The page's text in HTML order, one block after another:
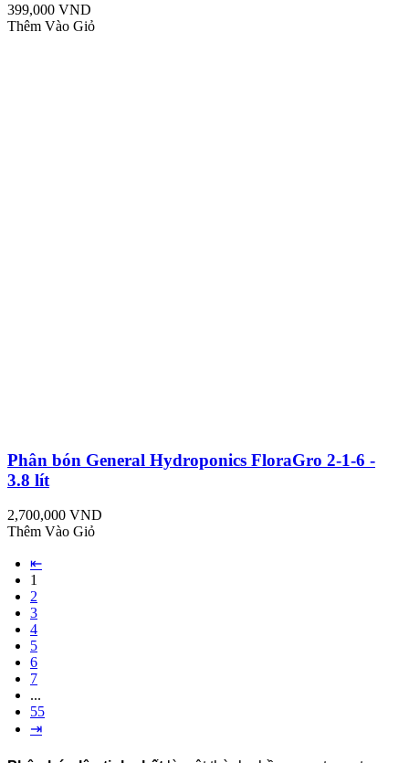
399,000 VND
Thêm Vào Giỏ
Phân bón General Hydroponics FloraGro 2-1-6 -
3.8 lít
2,700,000 VND
Thêm Vào Giỏ
⇤
1
2
3
4
5
6
7
...
55
⇥